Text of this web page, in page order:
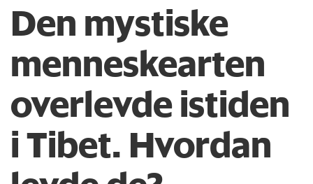
Den mystiske
menneskearten
overlevde istiden
i Tibet. Hvordan